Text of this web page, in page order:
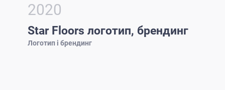
2020
Star Floors логотип, брендинг
Логотип і брендинг